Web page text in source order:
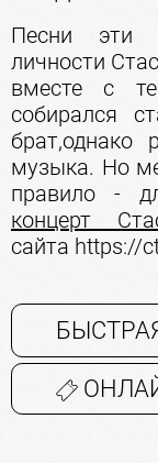
Песни эти
личности
вместе с
собирался
брат,однако
музыка. Но
правило -
концерт
сайта https://